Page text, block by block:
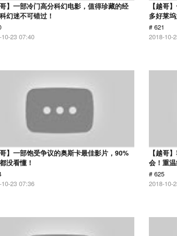
哥】一部冷门高分科幻电影，值得珍藏的经
幻迷不可错过！
23 07:40
【越哥
多好莱
# 621
2018-10-
哥】一部饱受争议的奥斯卡最佳影片，90%
没看懂！
23 07:36
【越哥
会！重
# 625
2018-10-